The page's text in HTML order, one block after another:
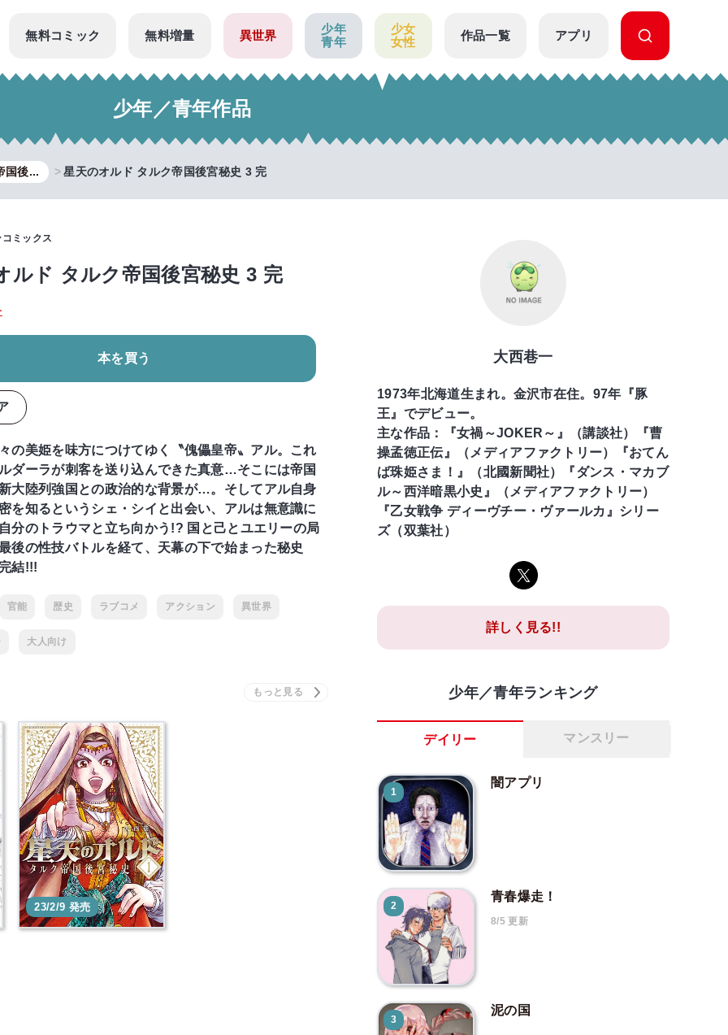
無料コミック 無料増量 異世界
少年
青年
少女
女性
作品一覧 アプリ
少年／青年作品
国後... 星天のオルド タルク帝国後宮秘史 3 完
ミックス
ルド タルク帝国後宮秘史 3 完
本を買う
の美姫を味方につけてゆく〝傀儡皇帝〟アル。これ
ダーラが刺客を送り込んできた真意…そこには帝国
大陸列強国との政治的な背景が…。そしてアル自身
を知るというシェ・シイと出会い、アルは無意識に
分のトラウマと立ち向かう!? 国と己とユエリーの局
後の性技バトルを経て、天幕の下で始まった秘史
結!!!
官能 歴史 ラブコメ アクション 異世界
大人向け
23/2/9 発売
大西巷一
1973年北海道生まれ。金沢市在住。97年『豚
王』でデビュー。
主な作品：『女禍～JOKER～』（講談社）『曹
操孟徳正伝』（メディアファクトリー）『おてん
ば珠姫さま！』（北國新聞社）『ダンス・マカブ
ル～西洋暗黒小史』（メディアファクトリー）
『乙女戦争 ディーヴチー・ヴァールカ』シリー
ズ（双葉社）
詳しく見る!!
少年／青年ランキング
デイリー マンスリー
1
闇アプリ
2
青春爆走！
8/5 更新
3
泥の国